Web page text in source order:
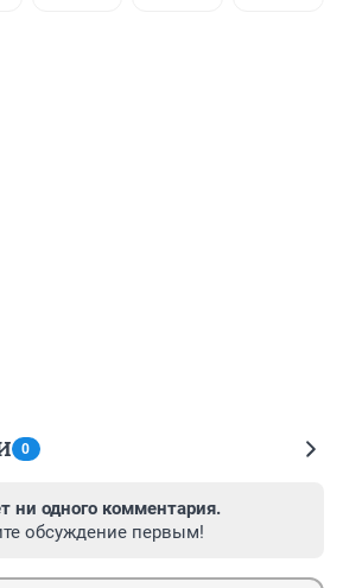
0
ни одного комментария.
обсуждение первым!